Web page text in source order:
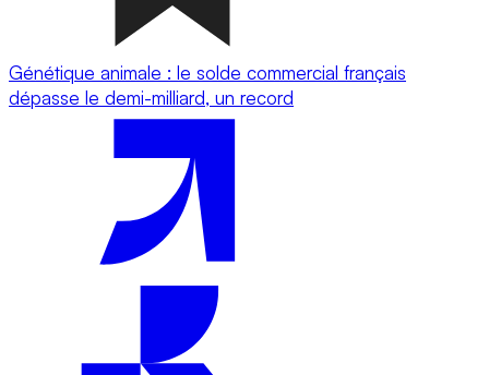
Génétique animale : le solde commercial français
dépasse le demi-milliard, un record